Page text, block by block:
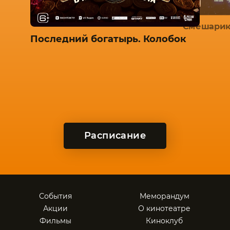
Последний богатырь. Колобок
Расписание
События
Акции
Фильмы
Меморандум
О кинотеатре
Киноклуб